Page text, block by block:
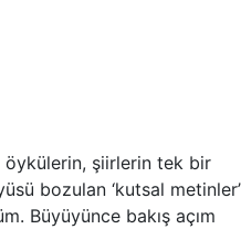
öykülerin, şiirlerin tek bir
bozulan ‘kutsal metinler’
Büyüyünce bakış açım